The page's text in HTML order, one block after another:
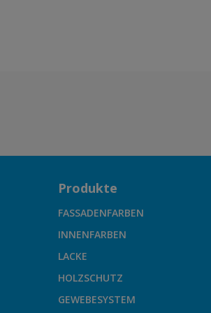
Produkte
FASSADENFARBEN
INNENFARBEN
LACKE
HOLZSCHUTZ
GEWEBESYSTEM